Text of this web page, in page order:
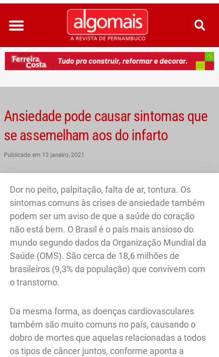
Ir
para
conteúdo
Ansiedade pode causar sintomas que
se assemelham aos do infarto
Publicado em 13 janeiro, 2021
Dor no peito, palpitação, falta de ar, tontura. Os
sintomas comuns às crises de ansiedade também
podem ser um aviso de que a saúde do coração
não está bem. O Brasil é o país mais ansioso do
mundo segundo dados da Organização Mundial da
Saúde (OMS). São cerca de 18,6 milhões de
brasileiros (9,3% da população) que convivem com
o transtorno.
Da mesma forma, as doenças cardiovasculares
também são muito comuns no país, causando o
dobro de mortes que aquelas relacionadas a todos
os tipos de câncer juntos, conforme aponta a